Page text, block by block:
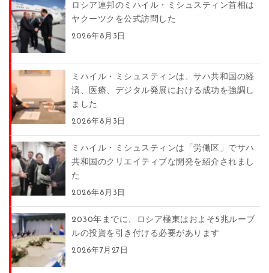
ロシア連邦のミハイル・ミシュスティン首相は
ヤクーツクを公式訪問した
2026年8月3日
ミハイル・ミシュスティンは、サハ共和国の経
済、医療、デジタル発展における成功を強調し
ました
2026年8月3日
ミハイル・ミシュスティンは「労働区」でサハ
共和国のクリエイティブな開発を紹介されまし
た
2026年8月3日
2030年までに、ロシア極東はおよそ5兆ルーブ
ルの投資を引き付ける必要があります
2026年7月27日